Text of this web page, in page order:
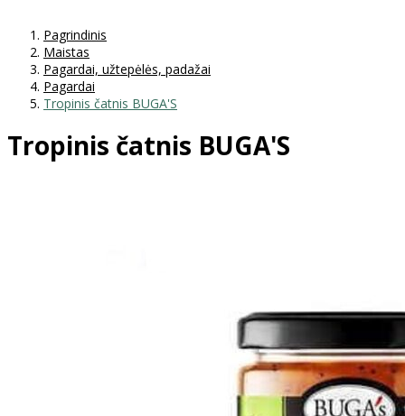
Pagrindinis
Maistas
Pagardai, užtepėlės, padažai
Pagardai
Tropinis čatnis BUGA'S
Tropinis čatnis BUGA'S